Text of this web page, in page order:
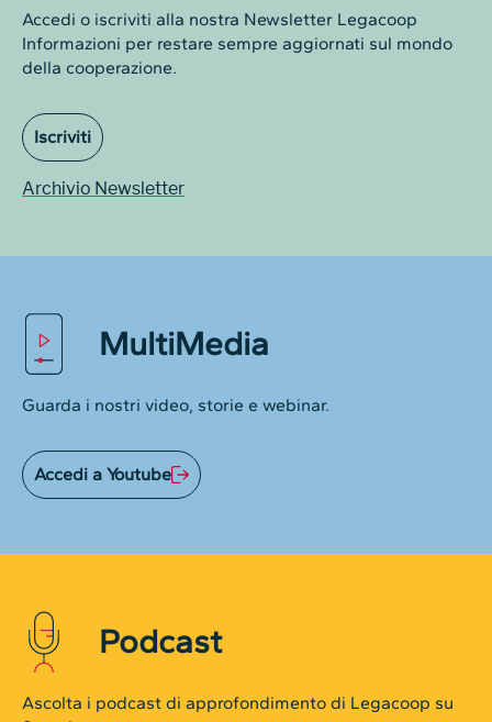
Accedi o iscriviti alla nostra Newsletter Legacoop
Informazioni per restare sempre aggiornati sul mondo
della cooperazione.
Iscriviti
Archivio Newsletter
MultiMedia
Guarda i nostri video, storie e webinar.
Accedi a Youtube
Podcast
Ascolta i podcast di approfondimento di Legacoop su